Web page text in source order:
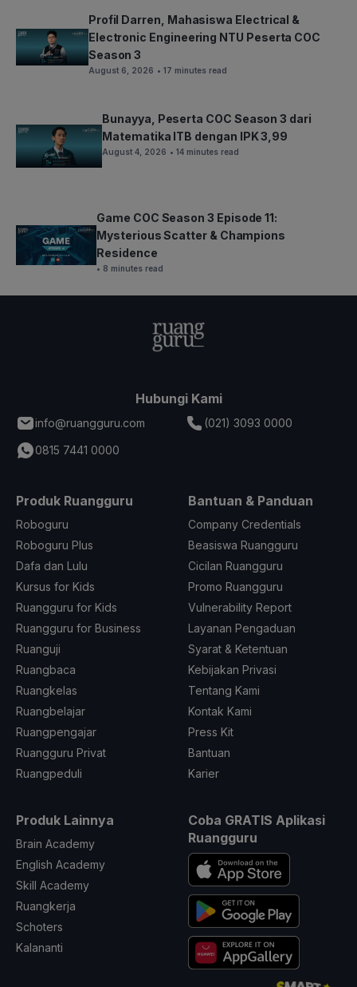
Profil Darren, Mahasiswa Electrical &
Electronic Engineering NTU Peserta COC
Season 3
August 6, 2026 • 17 minutes read
Bunayya, Peserta COC Season 3 dari
Matematika ITB dengan IPK 3,99
August 4, 2026 • 14 minutes read
Game COC Season 3 Episode 11:
Mysterious Scatter & Champions
Residence
• 8 minutes read
Hubungi Kami
info@ruangguru.com
(021) 3093 0000
0815 7441 0000
Produk Ruangguru
Roboguru
Roboguru Plus
Dafa dan Lulu
Kursus for Kids
Ruangguru for Kids
Ruangguru for Business
Ruanguji
Ruangbaca
Ruangkelas
Ruangbelajar
Ruangpengajar
Ruangguru Privat
Ruangpeduli
Bantuan & Panduan
Company Credentials
Beasiswa Ruangguru
Cicilan Ruangguru
Promo Ruangguru
Vulnerability Report
Layanan Pengaduan
Syarat & Ketentuan
Kebijakan Privasi
Tentang Kami
Kontak Kami
Press Kit
Bantuan
Karier
Produk Lainnya
Brain Academy
English Academy
Skill Academy
Ruangkerja
Schoters
Kalananti
Coba GRATIS Aplikasi
Ruangguru